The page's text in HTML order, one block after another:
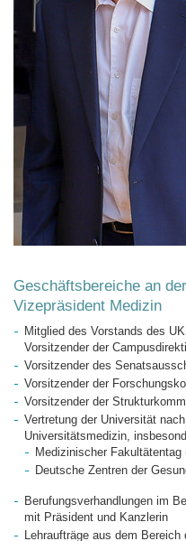
Geschäftsbereiche an
Vizepräsident Medizin
Mitglied des Vorstands des
Vorsitzender der
Vorsitzender des
Vorsitzender der
Vorsitzender der
Vertretung der Universität
Universitätsmedizin,
Medizinischer Fakultätentag
Deutsche Zentren der
Berufungsverhandlungen im
mit Präsident und Kanzlerin
Lehraufträge aus dem